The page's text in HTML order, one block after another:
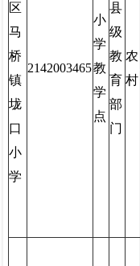
区
马
桥
镇
垅
口
小
学
2142003465
小
学
教
学
点
县
级
教
育
部
门
农
村